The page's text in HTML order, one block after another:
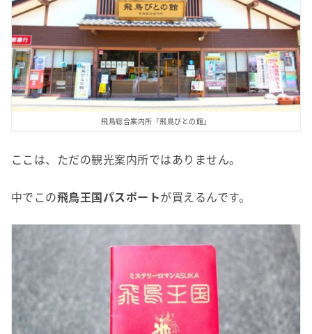
飛鳥総合案内所「飛鳥びとの館」
ここは、ただの観光案内所ではありません。
中でこの飛鳥王国パスポートが買えるんです。